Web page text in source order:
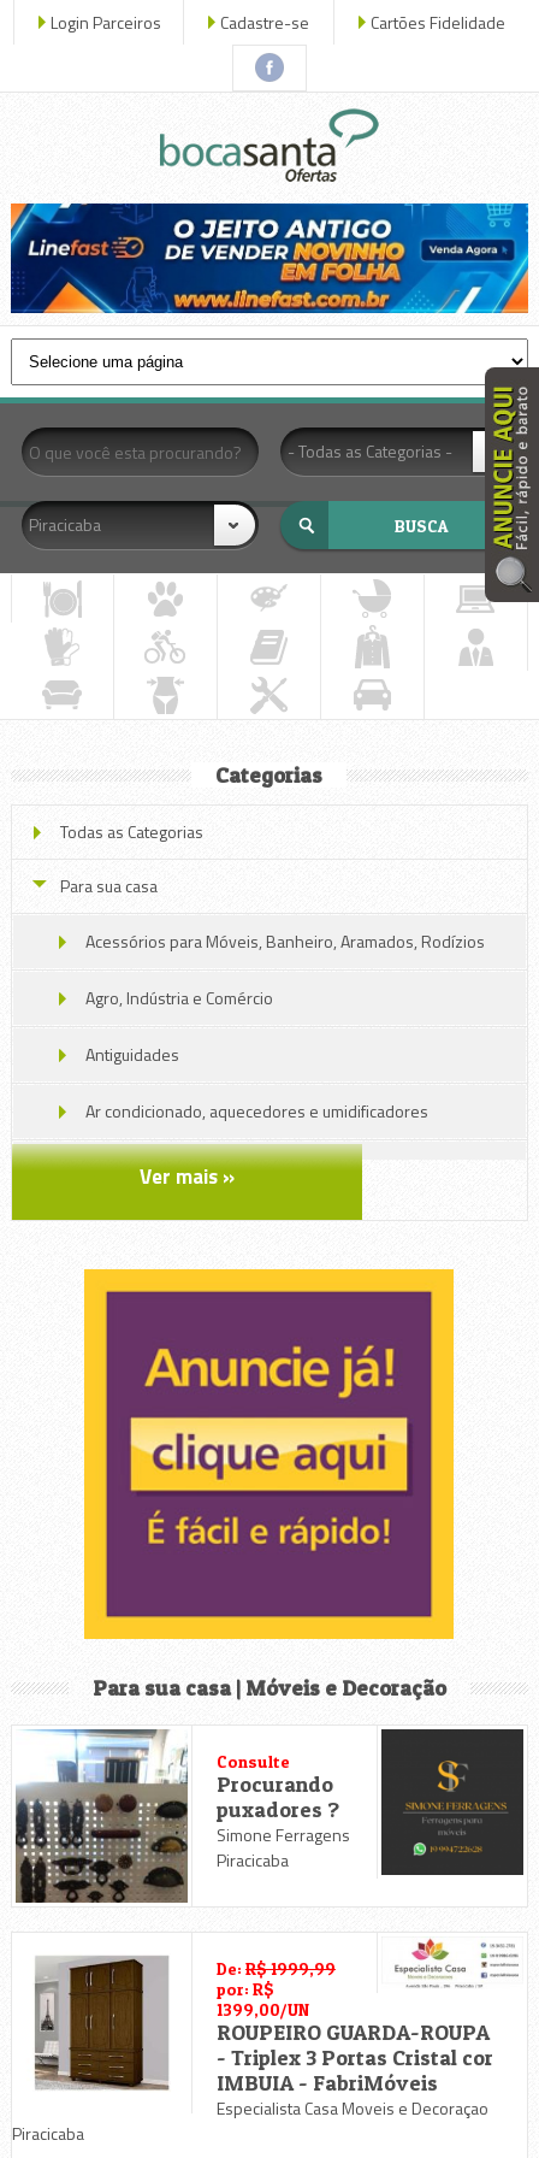
Login Parceiros Cadastre-se Cartões Fidelidade
- Todas as Categorias -
Piracicaba
Categorias
Todas as Categorias
Para sua casa
Acessórios para Móveis, Banheiro, Aramados, Rodízios
Agro, Indústria e Comércio
Antiguidades
Ar condicionado, aquecedores e umidificadores
Arte e Artesanato
Decoração
Jardinagem
Limpeza
Manutenção em geral
Material de Construção
Material Elétrico
Material Hidráulico
Móveis e Decoração
Olaria
Tintas
Utilidades Domésticas e Presentes
Ver mais »
Para sua casa | Móveis e Decoração
Consulte
Procurando
puxadores ?
Simone Ferragens
Piracicaba
De: R$ 1999,99
por: R$
1399,00/UN
ROUPEIRO GUARDA-ROUPA
- Triplex 3 Portas Cristal cor
IMBUIA - FabriMóveis
Especialista Casa Moveis e Decoraçao
Piracicaba